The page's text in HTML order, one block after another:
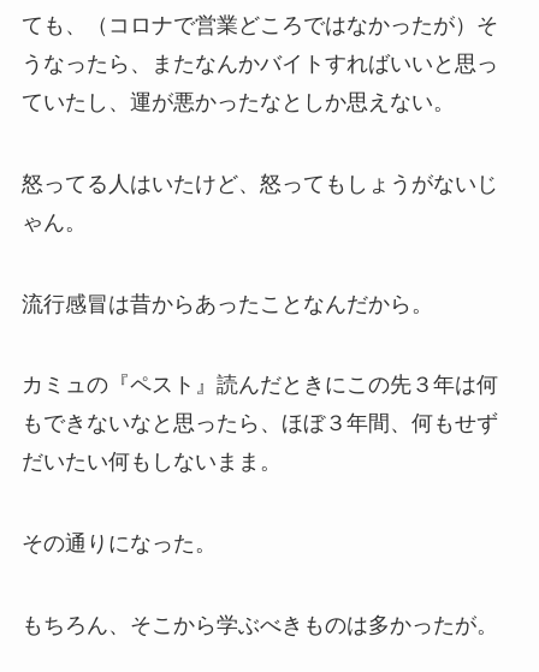
ても、（コロナで営業どころではなかったが）そ
うなったら、またなんかバイトすればいいと思っ
ていたし、運が悪かったなとしか思えない。
怒ってる人はいたけど、怒ってもしょうがないじ
ゃん。
流行感冒は昔からあったことなんだから。
カミュの『ペスト』読んだときにこの先３年は何
もできないなと思ったら、ほぼ３年間、何もせず
だいたい何もしないまま。
その通りになった。
もちろん、そこから学ぶべきものは多かったが。